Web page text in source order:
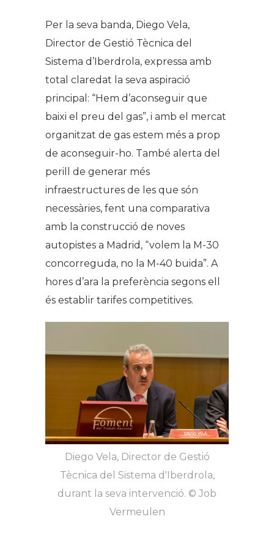
Per la seva banda, Diego Vela,
Director de Gestió Tècnica del
Sistema d’Iberdrola, expressa amb
total claredat la seva aspiració
principal: “Hem d’aconseguir que
baixi el preu del gas”, i amb el mercat
organitzat de gas estem més a prop
de aconseguir-ho. També alerta del
perill de generar més
infraestructures de les que són
necessàries, fent una comparativa
amb la construcció de noves
autopistes a Madrid, “volem la M-30
concorreguda, no la M-40 buida”. A
hores d’ara la preferència segons ell
és establir tarifes competitives.
​Diego Vela, Director de Gestió
Tècnica del Sistema d'Iberdrola,
durant la seva intervenció. © Job
Vermeulen​